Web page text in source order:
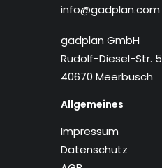
info@gadplan.com
gadplan GmbH
Rudolf-Diesel-Str. 5
40670 Meerbusch
Allgemeines
Impressum
Datenschutz